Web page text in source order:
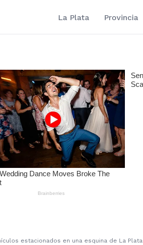
La Plata Provincia
estacionados en una esquina de La Plata